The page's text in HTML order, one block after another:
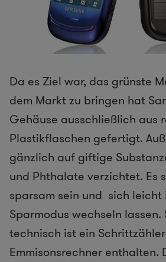
Da es Ziel war, das grünste
dem Markt zu bringen hat
Gehäuse ausschließlich aus
Plastikflaschen gefertigt.
gänzlich auf giftige
und Phthalate verzichtet. Es
sparsam sein und sich leicht
Sparmodus wechseln
technisch ist ein
Emmisonsrechner enthalten.